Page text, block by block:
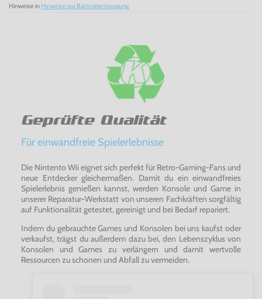
Hinweise in Hinweise zur Batterieentsorgung
Geprüfte Qualität
Für einwandfreie Spielerlebnisse
Die Nintento Wii eignet sich perfekt für Retro-Gaming-Fans und
neue Entdecker gleichermaßen. Damit du ein einwandfreies
Spielerlebnis genießen kannst, werden Konsole und Game in
unserer Reparatur-Werkstatt von unseren Fachkräften sorgfältig
auf Funktionalität getestet, gereinigt und bei Bedarf repariert.
Indem du gebrauchte Games und Konsolen bei uns kaufst oder
verkaufst, trägst du außerdem dazu bei, den Lebenszyklus von
Konsolen und Games zu verlängern und damit wertvolle
Ressourcen zu schonen und Abfall zu vermeiden.